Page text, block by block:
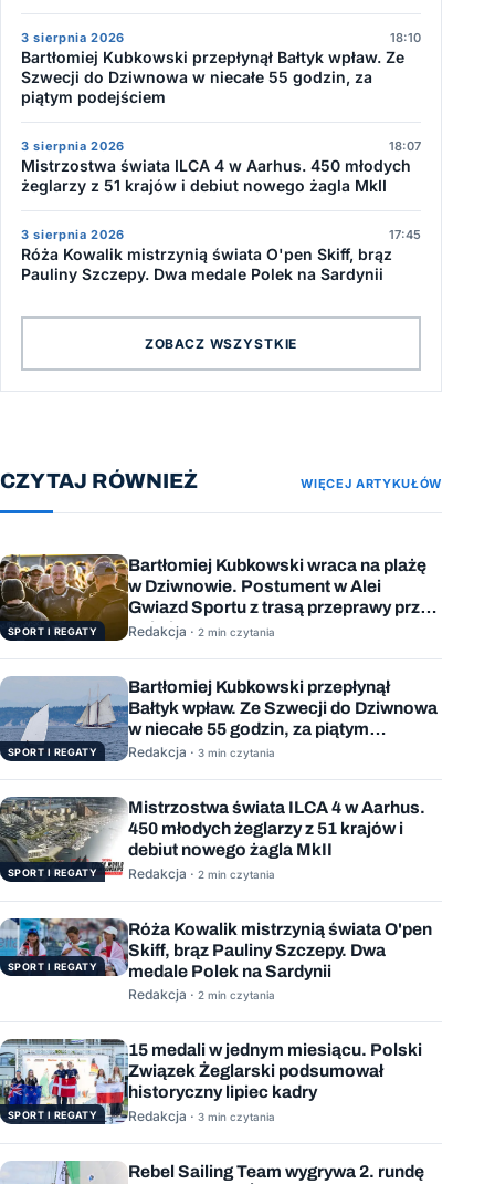
3 sierpnia 2026 18:10
Bartłomiej Kubkowski przepłynął Bałtyk wpław. Ze
Szwecji do Dziwnowa w niecałe 55 godzin, za
piątym podejściem
3 sierpnia 2026 18:07
Mistrzostwa świata ILCA 4 w Aarhus. 450 młodych
żeglarzy z 51 krajów i debiut nowego żagla MkII
3 sierpnia 2026 17:45
Róża Kowalik mistrzynią świata O'pen Skiff, brąz
Pauliny Szczepy. Dwa medale Polek na Sardynii
ZOBACZ WSZYSTKIE
CZYTAJ RÓWNIEŻ WIĘCEJ ARTYKUŁÓW
SPORT I REGATY
Bartłomiej Kubkowski wraca na plażę
w Dziwnowie. Postument w Alei
Gwiazd Sportu z trasą przeprawy przez
Bałtyk
Redakcja · 2 min czytania
SPORT I REGATY
Bartłomiej Kubkowski przepłynął
Bałtyk wpław. Ze Szwecji do Dziwnowa
w niecałe 55 godzin, za piątym
podejściem
Redakcja · 3 min czytania
SPORT I REGATY
Mistrzostwa świata ILCA 4 w Aarhus.
450 młodych żeglarzy z 51 krajów i
debiut nowego żagla MkII
Redakcja · 2 min czytania
SPORT I REGATY
Róża Kowalik mistrzynią świata O'pen
Skiff, brąz Pauliny Szczepy. Dwa
medale Polek na Sardynii
Redakcja · 2 min czytania
SPORT I REGATY
15 medali w jednym miesiącu. Polski
Związek Żeglarski podsumował
historyczny lipiec kadry
Redakcja · 3 min czytania
Rebel Sailing Team wygrywa 2. rundę